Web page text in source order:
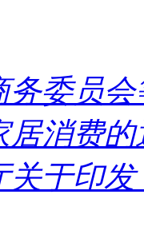
务委员
消费的
关于印